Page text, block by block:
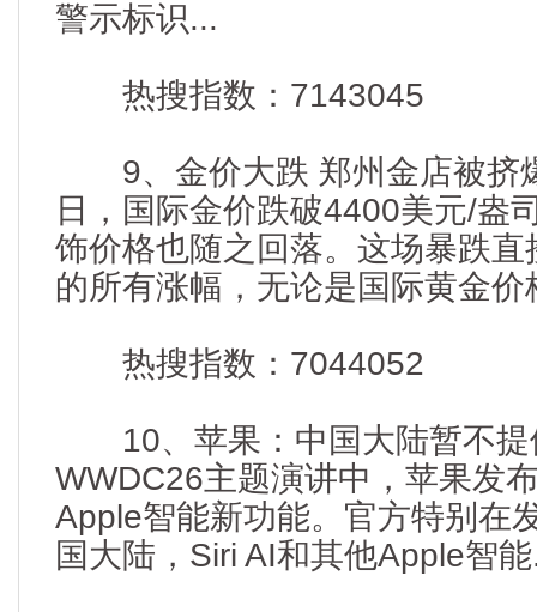
警示标识...
热搜指数：7143045
9、金价大跌 郑州金店被挤
日，国际金价跌破4400美元/盎
饰价格也随之回落。这场暴跌
的所有涨幅，无论是国际黄金
热搜指数：7044052
10、苹果：中国大陆暂不提
WWDC26主题演讲中，苹果发
Apple智能新功能。官方特别在
国大陆，Siri AI和其他Apple智